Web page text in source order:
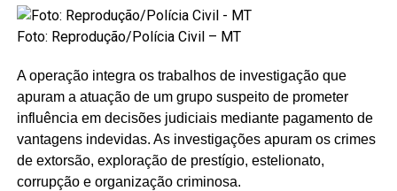
Foto: Reprodução/Polícia Civil – MT
A operação integra os trabalhos de investigação que
apuram a atuação de um grupo suspeito de prometer
influência em decisões judiciais mediante pagamento de
vantagens indevidas. As investigações apuram os crimes
de extorsão, exploração de prestígio, estelionato,
corrupção e organização criminosa.